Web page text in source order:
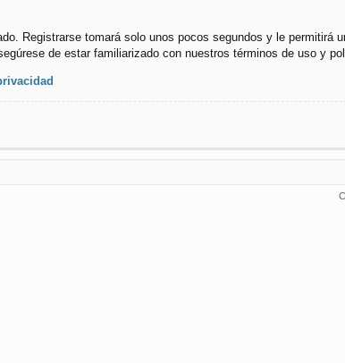
Registrarse tomará solo unos pocos segundos y le
de estar familiarizado con nuestros términos de uso y